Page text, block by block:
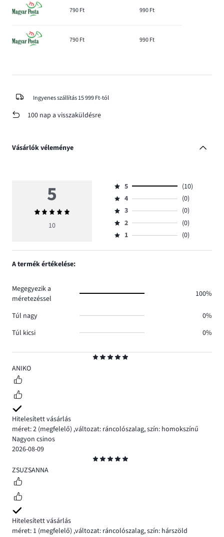
790 Ft 990 Ft
790 Ft 990 Ft
Ingyenes szállítás 15 999 Ft-tól
100 nap a visszaküldésre
Vásárlók véleménye
5
ANIKO
Hitelesített vásárlás
méret: 2 (megfelelő) ,változat: ráncolószalag,szín: homokszínű
Nagyon csinos
2026-08-09
5
ZSUZSANNA
Hitelesített vásárlás
méret: 1 (megfelelő) ,változat: ráncolószalag,szín: hárszöld
5
Átlagos
értékelés
10
Osztályzat
5,
szavazatok
száma
10.
5
(10)
Osztályzat
4,
szavazatok
száma
4
(0)
Osztályzat
3,
szavazatok
3
(0)
Osztályzat
2,
2
(0)
Osztályzat
1,
1 (0)
A termék értékelése:
Megegyezik a
méretezéssel
100%
Túl nagy
0%
Túl kicsi
0%